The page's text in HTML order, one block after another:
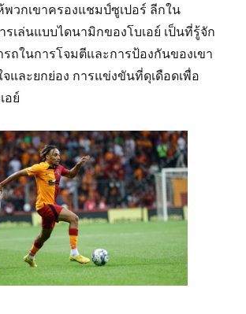
วกเขาครองแชมป์ซูเปอร์ ลีกใน
รเล่นแบบไดนามิกของโบเอย์ เป็นที่รู้จัก
ถในการโจมตีและการป้องกันของเขา
และยกย่อง การแข่งขันที่ดุเดือดเพื่อ
อย์